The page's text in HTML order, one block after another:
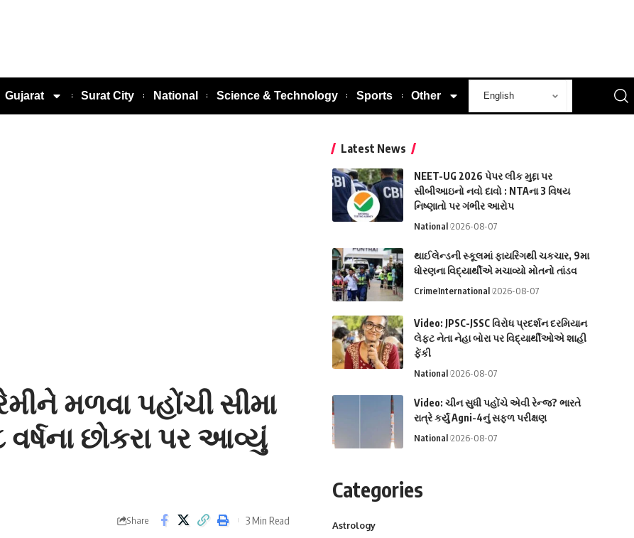
Gujarat Surat City National Science & Technology Sports Other
મળવા પહોંચી સીમા
વર્ષના છોકરા પર આવ્યું
Share 3 Min Read
Latest News
NEET-UG 2026 પેપર લીક મુદ્દા પર
સીબીઆઇનો નવો દાવો : NTAના 3 વિષય
નિષ્ણાતો પર ગંભીર આરોપ
National 2026-08-07
થાઈલેન્ડની સ્કૂલમાં ફાયરિંગથી ચકચાર, 9મા
ધોરણના વિદ્યાર્થીએ મચાવ્યો મોતનો તાંડવ
CrimeInternational 2026-08-07
Video: JPSC-JSSC વિરોધ પ્રદર્શન દરમિયાન
લેફ્ટ નેતા નેહા બોરા પર વિદ્યાર્થીઓએ શાહી
ફેંકી
National 2026-08-07
Video: ચીન સુધી પહોંચે એવી રેન્જ? ભારતે
રાત્રે કર્યું Agni-4નું સફળ પરીક્ષણ
National 2026-08-07
Categories
Astrology